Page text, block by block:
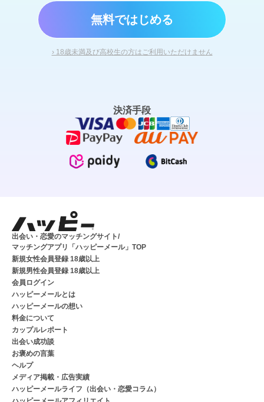
無料ではじめる
› 18歳未満及び高校生の方はご利用いただけません
決済手段
出会い・恋愛のマッチングサイト/
マッチングアプリ「ハッピーメール」TOP
新規女性会員登録 18歳以上
新規男性会員登録 18歳以上
会員ログイン
ハッピーメールとは
ハッピーメールの想い
料金について
カップルレポート
出会い成功談
お褒めの言葉
ヘルプ
メディア掲載・広告実績
ハッピーメールライフ（出会い・恋愛コラム）